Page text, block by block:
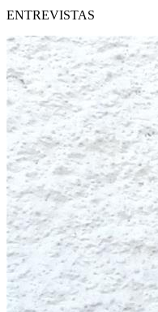
ENTREVISTAS